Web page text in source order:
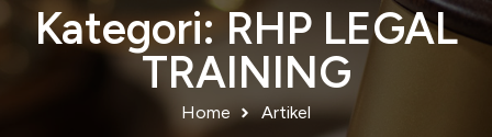
Kategori: RHP LEGAL
TRAINING
Home Artikel